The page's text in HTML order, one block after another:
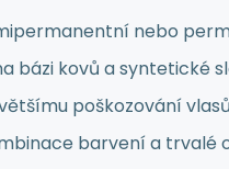
nebo
bázi kovů a syntetické
poškozování
barvení a trvalé